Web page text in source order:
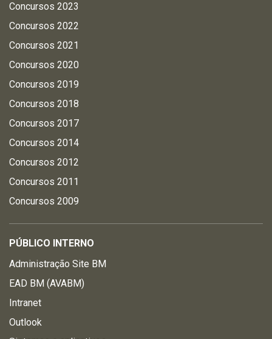
Concursos 2023
Concursos 2022
Concursos 2021
Concursos 2020
Concursos 2019
Concursos 2018
Concursos 2017
Concursos 2014
Concursos 2012
Concursos 2011
Concursos 2009
PÚBLICO INTERNO
Administração Site BM
EAD BM (AVABM)
Intranet
Outlook